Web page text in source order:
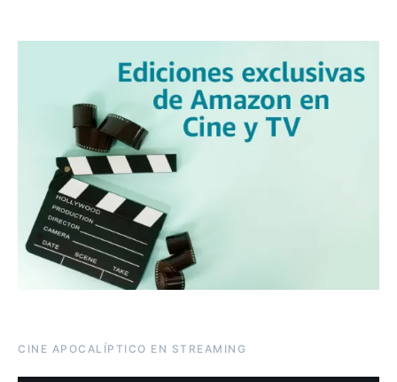
CINE APOCALÍPTICO EN STREAMING